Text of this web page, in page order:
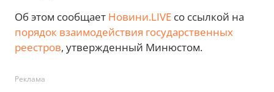
Об этом сообщает Новини.LIVE со ссылкой на
порядок взаимодействия государственных
реестров, утвержденный Минюстом.
Реклама